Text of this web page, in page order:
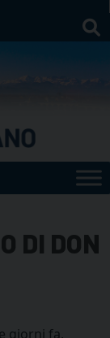
DI DON
giorni fa,